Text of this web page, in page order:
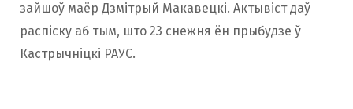
зайшоў маёр Дзмітрый Макавецкі. Актывіст даў
распіску аб тым, што 23 снежня ён прыбудзе ў
Кастрычніцкі РАУС.